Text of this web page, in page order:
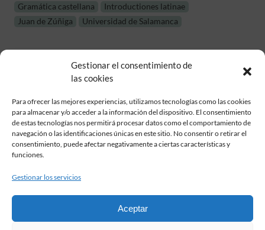
Gestionar el consentimiento de
las cookies
Para ofrecer las mejores experiencias, utilizamos tecnologías como las cookies
para almacenar y/o acceder a la información del dispositivo. El consentimiento
de estas tecnologías nos permitirá procesar datos como el comportamiento de
navegación o las identificaciones únicas en este sitio. No consentir o retirar el
consentimiento, puede afectar negativamente a ciertas características y
funciones.
Gestionar los servicios
Aceptar
Gramática castellana
Introductiones latinae
Juan de Zúñiga
Universidad de Salamanca
Fundación Pastor de Estudios Clásicos
Calle Serrano, 107. Madrid, 28006.
915617236
2026 Todos los derechos reservados © Fundación Pastor. Sitio web